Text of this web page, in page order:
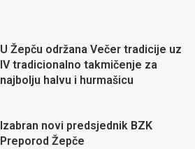
U Žepču održana Večer tradicije uz
IV tradicionalno takmičenje za
najbolju halvu i hurmašicu
Izabran novi predsjednik BZK
Preporod Žepče